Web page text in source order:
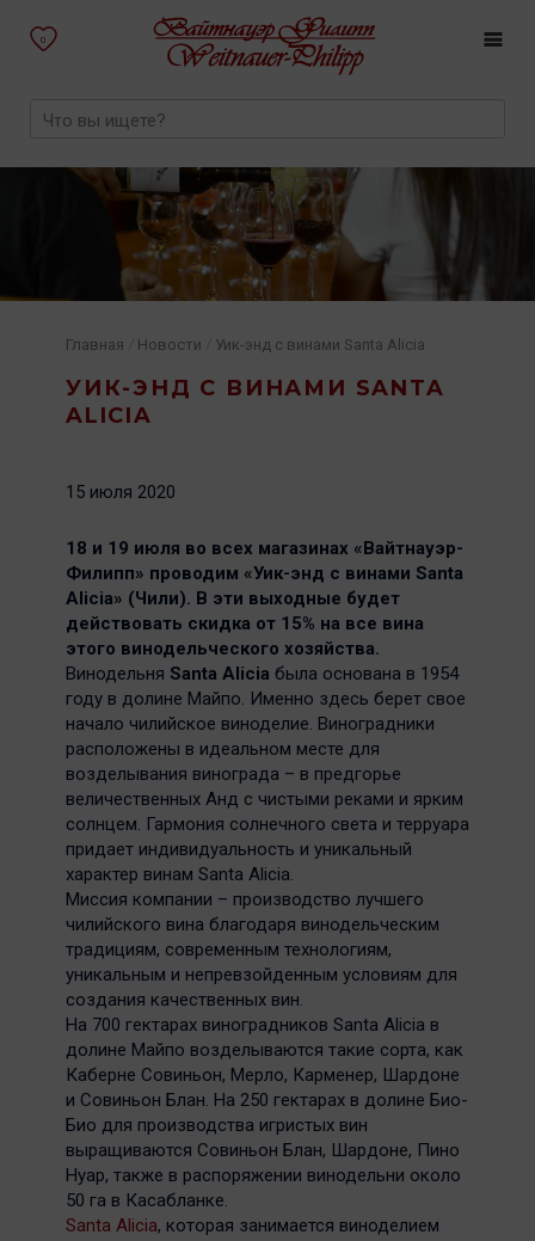
0
УИК-ЭНД С ВИНАМИ SANTA
ALICIA
Главная Новости Уик-энд с винами Santa Alicia
15 июля 2020
18 и 19 июля во всех магазинах «Вайтнауэр-
Филипп» проводим «Уик-энд с винами Santa
Alicia» (Чили). В эти выходные будет
действовать скидка от 15% на все вина
этого винодельческого хозяйства.
Винодельня Santa Alicia была основана в 1954
году в долине Майпо. Именно здесь берет свое
начало чилийское виноделие. Виноградники
расположены в идеальном месте для
возделывания винограда – в предгорье
величественных Анд с чистыми реками и ярким
солнцем. Гармония солнечного света и терруара
придает индивидуальность и уникальный
характер винам Santa Alicia.
Миссия компании – производство лучшего
чилийского вина благодаря винодельческим
традициям, современным технологиям,
уникальным и непревзойденным условиям для
создания качественных вин.
На 700 гектарах виноградников Santa Alicia в
долине Майпо возделываются такие сорта, как
Каберне Совиньон, Мерло, Карменер, Шардоне
и Совиньон Блан. На 250 гектарах в долине Био-
Био для производства игристых вин
выращиваются Совиньон Блан, Шардоне, Пино
Нуар, также в распоряжении винодельни около
50 га в Касабланке.
Santa Alicia, которая занимается виноделием